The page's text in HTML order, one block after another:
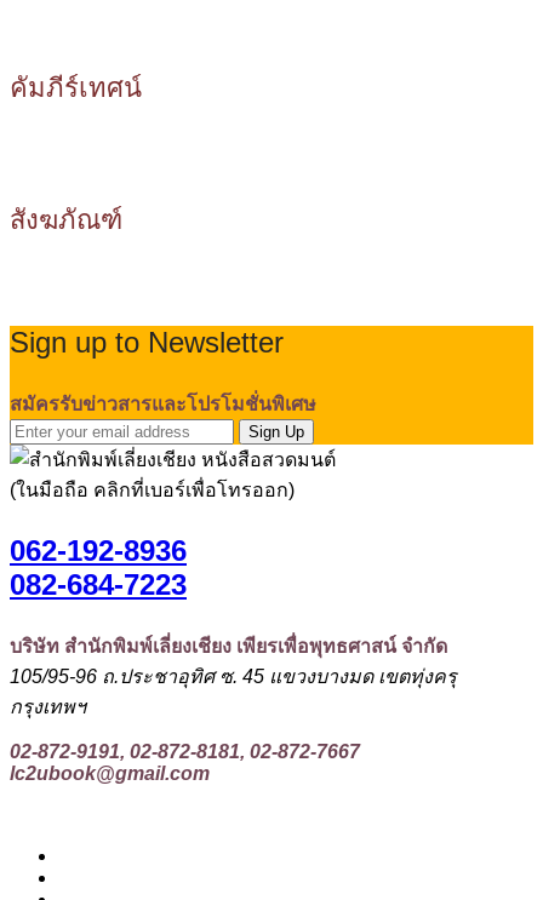
คัมภีร์เทศน์
สังฆภัณฑ์
Sign up to Newsletter
สมัครรับข่าวสารและโปรโมชั่นพิเศษ
Sign Up
(ในมือถือ คลิกที่เบอร์เพื่อโทรออก)
062-192-8936
082-684-7223
บริษัท สำนักพิมพ์เลี่ยงเชียง เพียรเพื่อพุทธศาสน์ จำกัด
105/95-96 ถ.ประชาอุทิศ ซ. 45 แขวงบางมด เขตทุ่งครุ
กรุงเทพฯ
02-872-9191, 02-872-8181, 02-872-7667
lc2ubook@gmail.com